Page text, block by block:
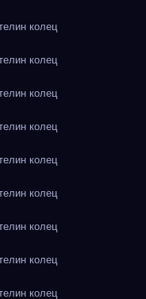
колец
колец
колец
колец
колец
колец
колец
колец
колец